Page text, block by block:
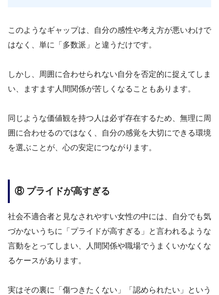
このようなギャップは、自分の感性や考え方が悪いわけで
はなく、単に「多数派」と違うだけです。
しかし、周囲に合わせられない自分を否定的に捉えてしま
い、ますます人間関係が苦しくなることもあります。
同じような価値観を持つ人は必ず存在するため、無理に周
囲に合わせるのではなく、自分の感覚を大切にできる環境
を選ぶことが、心の安定につながります。
⑧ プライドが高すぎる
社会不適合者と見なされやすい女性の中には、自分でも気
づかないうちに「プライドが高すぎる」と言われるような
言動をとってしまい、人間関係や職場でうまくいかなくな
るケースがあります。
実はその裏に「傷つきたくない」「認められたい」という